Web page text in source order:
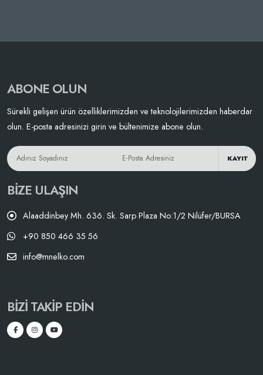
ABONE OLUN
Sürekli gelişen ürün özelliklerimizden ve teknolojilerimizden haberdar
olun. E-posta adresinizi girin ve bültenimize abone olun.
KAYIT
BIZE ULAŞIN
Alaaddinbey Mh. 636. Sk. Sarp Plaza No:1/2 Nilüfer/BURSA
+90 850 466 35 56
info@mnelko.com
BIZI TAKIP EDIN